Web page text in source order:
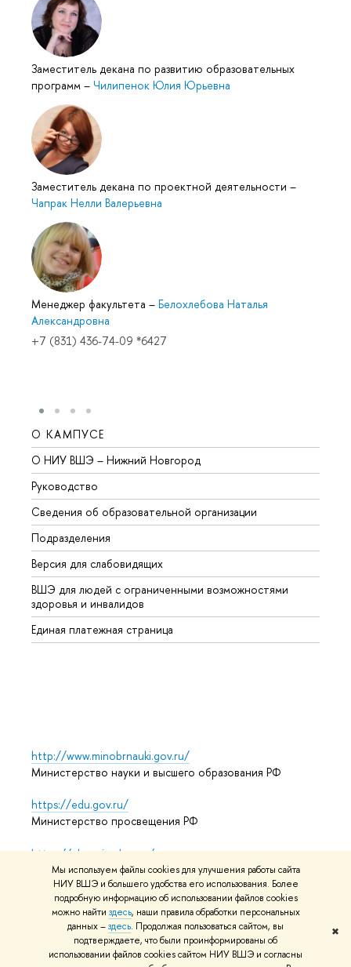
Мы используем файлы cookies для улучшения работы сайта
НИУ ВШЭ и большего удобства его использования. Более
подробную информацию об использовании файлов cookies
можно найти здесь, наши правила обработки персональных
данных –здесь. Продолжая пользоваться сайтом, вы
подтверждаете, что были проинформированы об
использовании файлов cookies сайтом НИУ ВШЭ и согласны
✖
Заместитель декана по развитию образовательных
программ – Чилипенок Юлия Юрьевна
Заместитель декана по проектной деятельности –
Чапрак Нелли Валерьевна
Менеджер факультета – Белохлебова Наталья
Александровна
+7 (831) 436-74-09 *6427
О КАМПУСЕ
О НИУ ВШЭ – Нижний Новгород
Руководство
Сведения об образовательной организации
Подразделения
Версия для слабовидящих
ВШЭ для людей с ограниченными возможностями
здоровья и инвалидов
Единая платежная страница
http://www.minobrnauki.gov.ru/
Министерство науки и высшего образования РФ
https://edu.gov.ru/
Министерство просвещения РФ
https://elearning.hse.ru/mooc
Массовые открытые онлайн-курсы
© НИУ ВШЭ 1993–2026 Адреса и контактыУсловия
использования материаловПолитика конфиденциальности
Карта сайта